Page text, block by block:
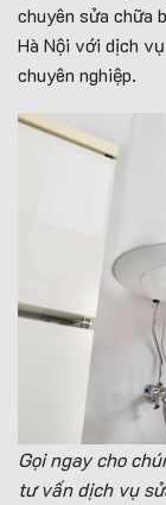
chuyên sửa chữa
Hà Nội với dịch
chuyên nghiệp.
Gọi ngay cho
tư vấn dịch vụ